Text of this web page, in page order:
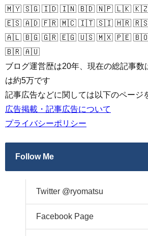
🇲🇾 🇸🇬 🇮🇩 🇮🇳 🇧🇩 🇳🇵 🇱🇰
🇪🇸 🇦🇩 🇫🇷 🇲🇨 🇮🇹 🇸🇮 🇭🇷
🇦🇱 🇧🇬 🇬🇷 🇪🇬 🇺🇸 🇲🇽 🇵🇪
🇧🇷 🇦🇺
ブログ運営歴は20年、現在の総記事
は約5万です
記事広告などに関しては以下のページ
広告掲載・記事広告について
プライバシーポリシー
Follow Me
Twitter @ryomatsu
Facebook Page